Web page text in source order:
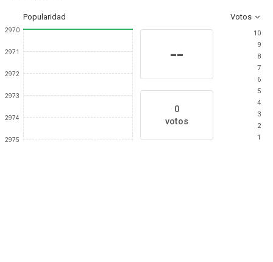
Popularidad Votos
2970
2971
2972
2973
2974
2975
--
0
votos
10
9
8
7
6
5
4
3
2
1